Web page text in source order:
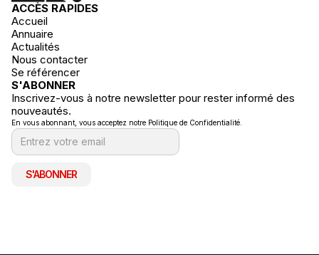
ACCÈS RAPIDES
Accueil
Annuaire
Actualités
Nous contacter
Se référencer
S'ABONNER
Inscrivez-vous à notre newsletter pour rester informé des
nouveautés.
En vous abonnant, vous acceptez notre Politique de Confidentialité.